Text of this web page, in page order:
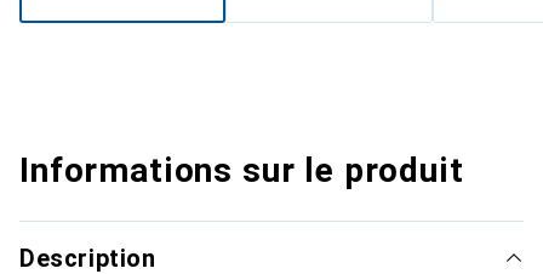
Informations sur le produit
Description